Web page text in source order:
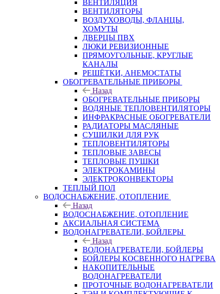
ВЕНТИЛЯЦИЯ
ВЕНТИЛЯТОРЫ
ВОЗДУХОВОДЫ, ФЛАНЦЫ,
ХОМУТЫ
ДВЕРЦЫ ПВХ
ЛЮКИ РЕВИЗИОННЫЕ
ПРЯМОУГОЛЬНЫЕ, КРУГЛЫЕ
КАНАЛЫ
РЕШЁТКИ, АНЕМОСТАТЫ
ОБОГРЕВАТЕЛЬНЫЕ ПРИБОРЫ
Назад
ОБОГРЕВАТЕЛЬНЫЕ ПРИБОРЫ
ВОДЯНЫЕ ТЕПЛОВЕНТИЛЯТОРЫ
ИНФРАКРАСНЫЕ ОБОГРЕВАТЕЛИ
РАДИАТОРЫ МАСЛЯНЫЕ
СУШИЛКИ ДЛЯ РУК
ТЕПЛОВЕНТИЛЯТОРЫ
ТЕПЛОВЫЕ ЗАВЕСЫ
ТЕПЛОВЫЕ ПУШКИ
ЭЛЕКТРОКАМИНЫ
ЭЛЕКТРОКОНВЕКТОРЫ
ТЕПЛЫЙ ПОЛ
ВОДОСНАБЖЕНИЕ, ОТОПЛЕНИЕ
Назад
ВОДОСНАБЖЕНИЕ, ОТОПЛЕНИЕ
АКСИАЛЬНАЯ СИСТЕМА
ВОДОНАГРЕВАТЕЛИ, БОЙЛЕРЫ
Назад
ВОДОНАГРЕВАТЕЛИ, БОЙЛЕРЫ
БОЙЛЕРЫ КОСВЕННОГО НАГРЕВА
НАКОПИТЕЛЬНЫЕ
ВОДОНАГРЕВАТЕЛИ
ПРОТОЧНЫЕ ВОДОНАГРЕВАТЕЛИ